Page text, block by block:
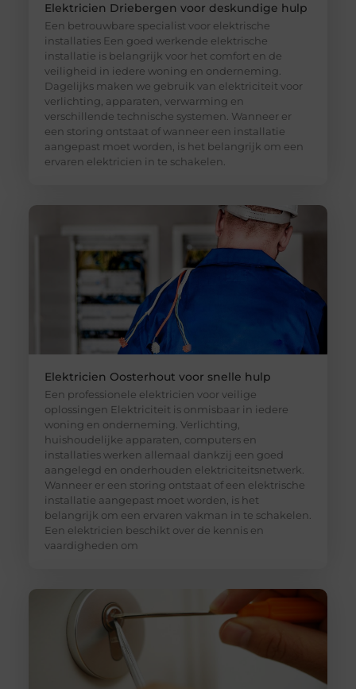
Elektricien Driebergen voor deskundige hulp
Een betrouwbare specialist voor elektrische
installaties Een goed werkende elektrische
installatie is belangrijk voor het comfort en de
veiligheid in iedere woning en onderneming.
Dagelijks maken we gebruik van elektriciteit voor
verlichting, apparaten, verwarming en
verschillende technische systemen. Wanneer er
een storing ontstaat of wanneer een installatie
aangepast moet worden, is het belangrijk om een
ervaren elektricien in te schakelen.
Elektricien Oosterhout voor snelle hulp
Een professionele elektricien voor veilige
oplossingen Elektriciteit is onmisbaar in iedere
woning en onderneming. Verlichting,
huishoudelijke apparaten, computers en
installaties werken allemaal dankzij een goed
aangelegd en onderhouden elektriciteitsnetwerk.
Wanneer er een storing ontstaat of een elektrische
installatie aangepast moet worden, is het
belangrijk om een ervaren vakman in te schakelen.
Een elektricien beschikt over de kennis en
vaardigheden om